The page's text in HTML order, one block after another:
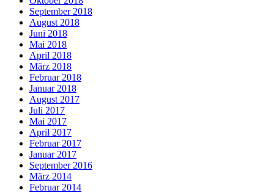
September 2018
August 2018
Juni 2018
Mai 2018
April 2018
März 2018
Februar 2018
Januar 2018
August 2017
Juli 2017
Mai 2017
April 2017
Februar 2017
Januar 2017
September 2016
März 2014
Februar 2014